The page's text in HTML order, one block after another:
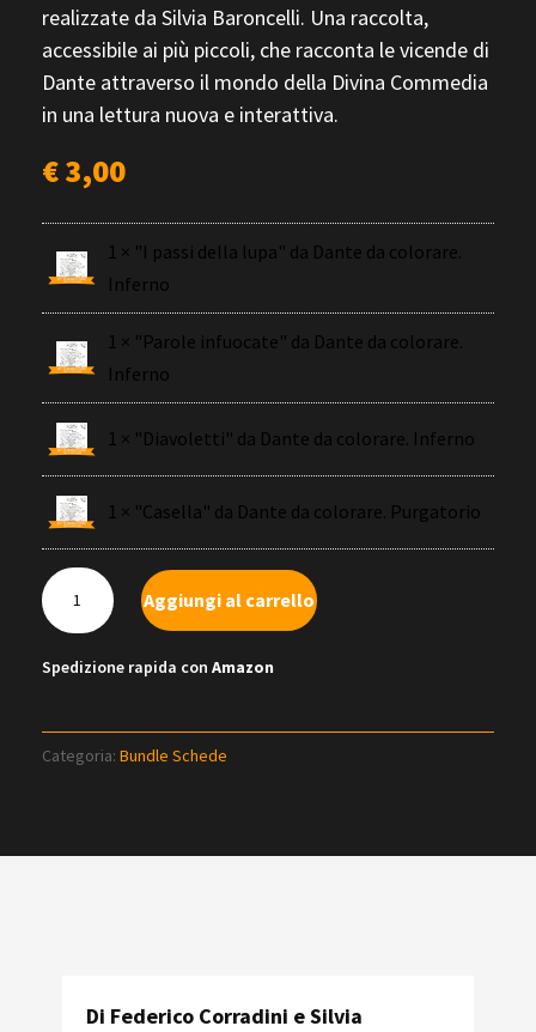
realizzate da Silvia Baroncelli. Una raccolta,
accessibile ai più piccoli, che racconta le vicende di
Dante attraverso il mondo della Divina Commedia
in una lettura nuova e interattiva.
€3,00
1 × "I passi della lupa" da Dante da colorare.
Inferno
1 × "Parole infuocate" da Dante da colorare.
Inferno
1 × "Diavoletti" da Dante da colorare. Inferno
1 × "Casella" da Dante da colorare. Purgatorio
3
SCHEDE
"DANTE
Aggiungi al carrello
Spedizione rapida con Amazon
Categoria: Bundle Schede
Di Federico Corradini e Silvia